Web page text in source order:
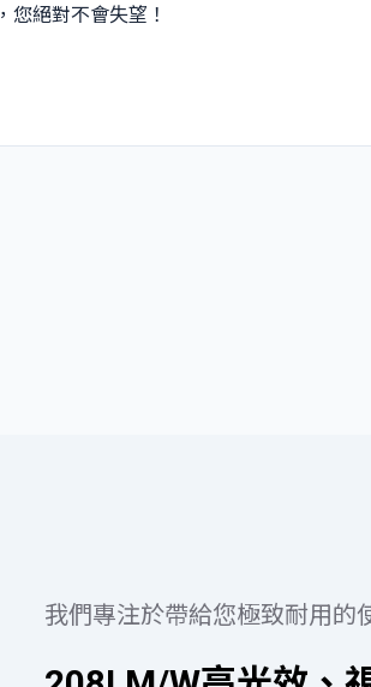
您絕對不會失望！
我們專注於帶給您極致耐用的